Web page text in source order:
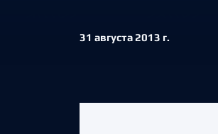
31 августа 2013 г.